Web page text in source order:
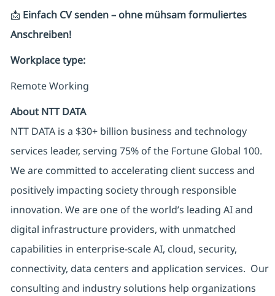
📩 Einfach CV senden – ohne mühsam formuliertes
Anschreiben!
Workplace type:
Remote Working
About NTT DATA
NTT DATA is a $30+ billion business and technology
services leader, serving 75% of the Fortune Global 100.
We are committed to accelerating client success and
positively impacting society through responsible
innovation. We are one of the world’s leading AI and
digital infrastructure providers, with unmatched
capabilities in enterprise-scale AI, cloud, security,
connectivity, data centers and application services. Our
consulting and industry solutions help organizations